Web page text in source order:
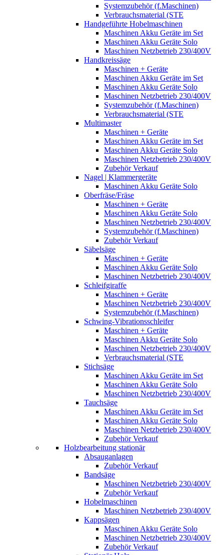
Systemzubehör (f.Maschinen)
Verbrauchsmaterial (STE
Handgeführte Hobelmaschinen
Maschinen Akku Geräte im Set
Maschinen Akku Geräte Solo
Maschinen Netzbetrieb 230/400V
Handkreissäge
Maschinen + Geräte
Maschinen Akku Geräte im Set
Maschinen Akku Geräte Solo
Maschinen Netzbetrieb 230/400V
Systemzubehör (f.Maschinen)
Verbrauchsmaterial (STE
Multimaster
Maschinen + Geräte
Maschinen Akku Geräte im Set
Maschinen Akku Geräte Solo
Maschinen Netzbetrieb 230/400V
Zubehör Verkauf
Nagel | Klammergeräte
Maschinen Akku Geräte Solo
Oberfräse/Fräse
Maschinen + Geräte
Maschinen Akku Geräte Solo
Maschinen Netzbetrieb 230/400V
Systemzubehör (f.Maschinen)
Zubehör Verkauf
Säbelsäge
Maschinen + Geräte
Maschinen Akku Geräte Solo
Maschinen Netzbetrieb 230/400V
Schleifgiraffe
Maschinen + Geräte
Maschinen Netzbetrieb 230/400V
Systemzubehör (f.Maschinen)
Schwing-Vibrationsschleifer
Maschinen + Geräte
Maschinen Akku Geräte Solo
Maschinen Netzbetrieb 230/400V
Verbrauchsmaterial (STE
Stichsäge
Maschinen Akku Geräte im Set
Maschinen Akku Geräte Solo
Maschinen Netzbetrieb 230/400V
Tauchsäge
Maschinen Akku Geräte im Set
Maschinen Akku Geräte Solo
Maschinen Netzbetrieb 230/400V
Zubehör Verkauf
Holzbearbeitung stationär
Absauganlagen
Zubehör Verkauf
Bandsäge
Maschinen Netzbetrieb 230/400V
Zubehör Verkauf
Hobelmaschinen
Maschinen Netzbetrieb 230/400V
Kappsägen
Maschinen Akku Geräte Solo
Maschinen Netzbetrieb 230/400V
Zubehör Verkauf